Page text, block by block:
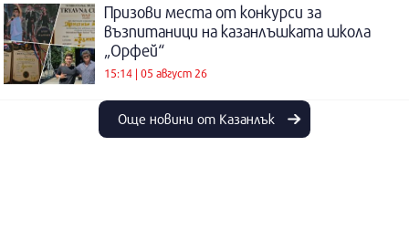
Призови места от конкурси за
възпитаници на казанлъшката школа
„Орфей“
15:14 | 05 август 26
Още новини от Казанлък